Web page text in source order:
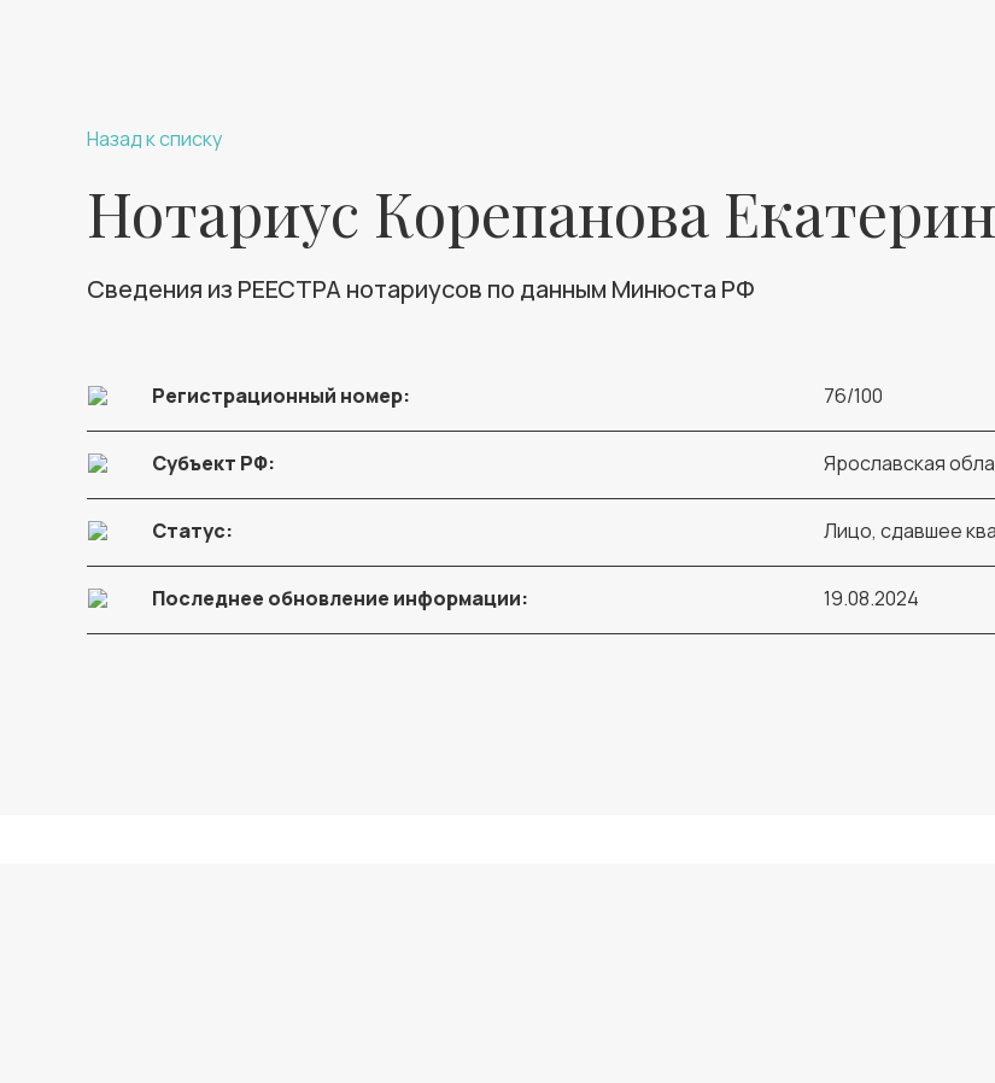
Назад к списку
Нотариус Корепанова
Сведения из РЕЕСТРА нотариусов по данным Минюста РФ
Регистрационный номер: 76/100
Субъект РФ: Ярославская
Статус: Лицо, сдавшее
Последнее обновление информации: 19.08.2024